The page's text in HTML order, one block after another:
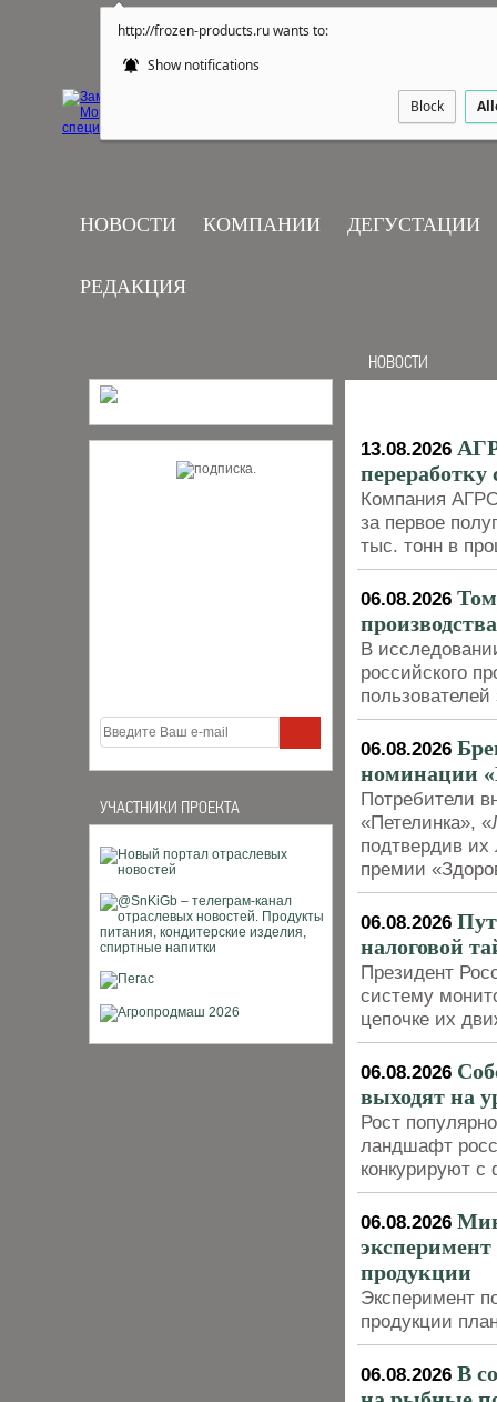
http://frozen-products.ru wants to:
Show notifications
Block
НОВОСТИ КОМПАНИИ ДЕГУСТАЦИИ
РЕДАКЦИЯ
УЧАСТНИКИ ПРОЕКТА
НОВОСТИ
13.08.2026
Компания
за первое
тыс. тонн в
06.08.2026
В
российского
06.08.2026
номинации
Потребители
«Петелинка»,
подтвердив
премии
06.08.2026
налоговой
Президент
систему
цепочке их
06.08.2026
выходят на
Рост
ландшафт
конкурируют
06.08.2026
продукции
Эксперимент
продукции
06.08.2026 В